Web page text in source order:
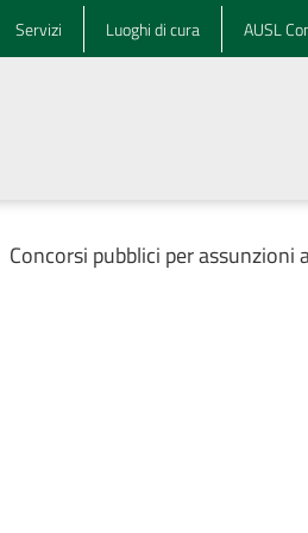
Servizi Luoghi di cura AUSL
Concorsi pubblici per